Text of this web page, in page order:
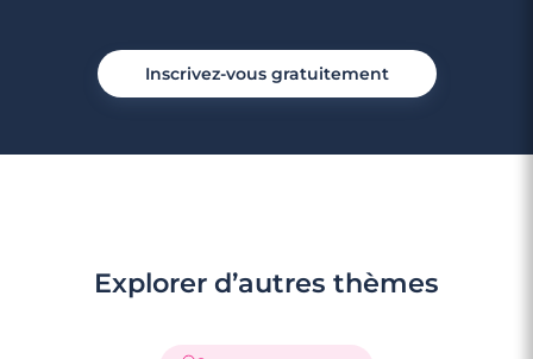
Inscrivez-vous gratuitement
Explorer d’autres thèmes